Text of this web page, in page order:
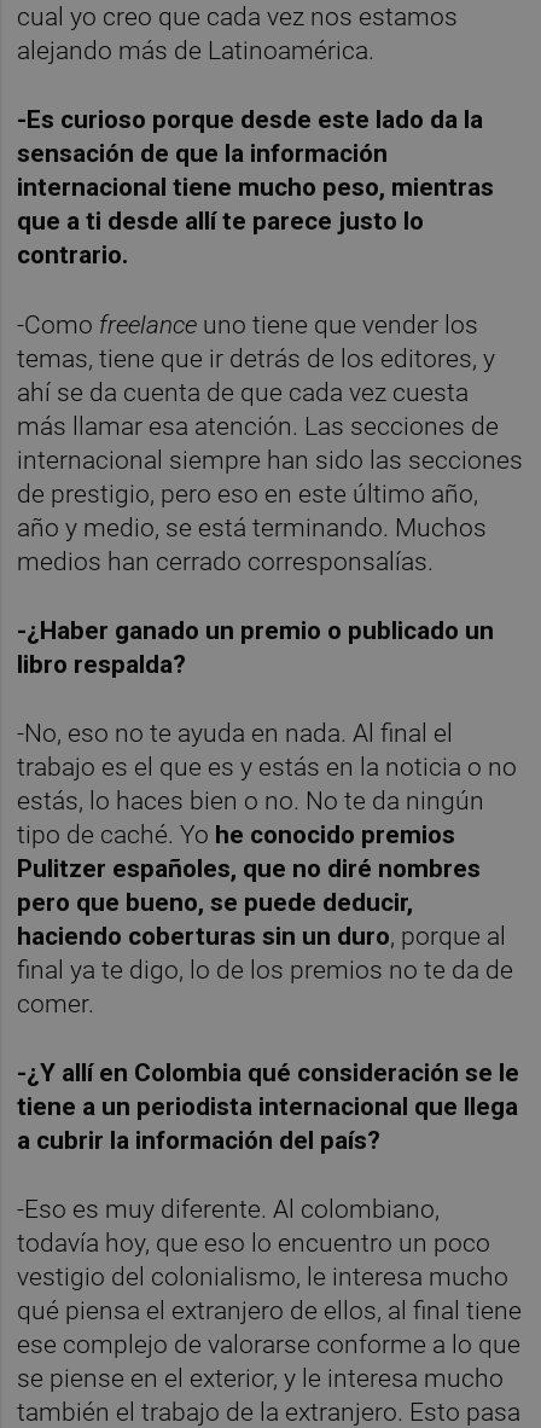
cual yo creo que cada vez nos estamos
alejando más de Latinoamérica.
-Es curioso porque desde este lado da la
sensación de que la información
internacional tiene mucho peso, mientras
que a ti desde allí te parece justo lo
contrario.
-Como freelance uno tiene que vender los
temas, tiene que ir detrás de los editores, y
ahí se da cuenta de que cada vez cuesta
más llamar esa atención. Las secciones de
internacional siempre han sido las secciones
de prestigio, pero eso en este último año,
año y medio, se está terminando. Muchos
medios han cerrado corresponsalías.
-¿Haber ganado un premio o publicado un
libro respalda?
-No, eso no te ayuda en nada. Al final el
trabajo es el que es y estás en la noticia o no
estás, lo haces bien o no. No te da ningún
tipo de caché. Yo he conocido premios
Pulitzer españoles, que no diré nombres
pero que bueno, se puede deducir,
haciendo coberturas sin un duro, porque al
final ya te digo, lo de los premios no te da de
comer.
-¿Y allí en Colombia qué consideración se le
tiene a un periodista internacional que llega
a cubrir la información del país?
-Eso es muy diferente. Al colombiano,
todavía hoy, que eso lo encuentro un poco
vestigio del colonialismo, le interesa mucho
qué piensa el extranjero de ellos, al final tiene
ese complejo de valorarse conforme a lo que
se piense en el exterior, y le interesa mucho
también el trabajo de la extranjero. Esto pasa